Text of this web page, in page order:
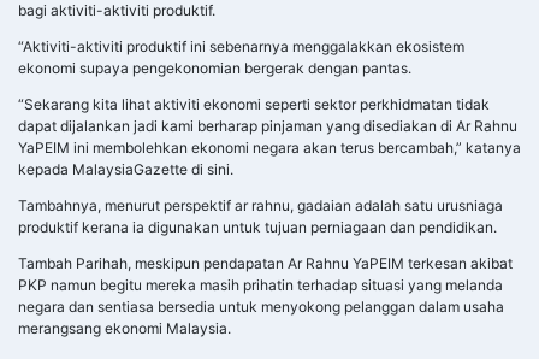
bagi aktiviti-aktiviti produktif.
“Aktiviti-aktiviti produktif ini sebenarnya menggalakkan ekosistem
ekonomi supaya pengekonomian bergerak dengan pantas.
“Sekarang kita lihat aktiviti ekonomi seperti sektor perkhidmatan tidak
dapat dijalankan jadi kami berharap pinjaman yang disediakan di Ar Rahnu
YaPEIM ini membolehkan ekonomi negara akan terus bercambah,” katanya
kepada MalaysiaGazette di sini.
Tambahnya, menurut perspektif ar rahnu, gadaian adalah satu urusniaga
produktif kerana ia digunakan untuk tujuan perniagaan dan pendidikan.
Tambah Parihah, meskipun pendapatan Ar Rahnu YaPEIM terkesan akibat
PKP namun begitu mereka masih prihatin terhadap situasi yang melanda
negara dan sentiasa bersedia untuk menyokong pelanggan dalam usaha
merangsang ekonomi Malaysia.